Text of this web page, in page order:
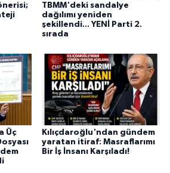
TBMM'deki sandalye
dağılımı yeniden
şekillendi... YENİ Parti 2.
sırada
Üç
Kılıçdaroğlu'ndan gündem
yaratan itiraf: Masraflarımı
Bir İş İnsanı Karşıladı!